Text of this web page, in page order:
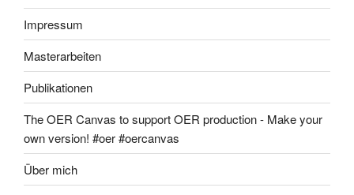
Impressum
Masterarbeiten
Publikationen
The OER Canvas to support OER production - Make your
own version! #oer #oercanvas
Über mich